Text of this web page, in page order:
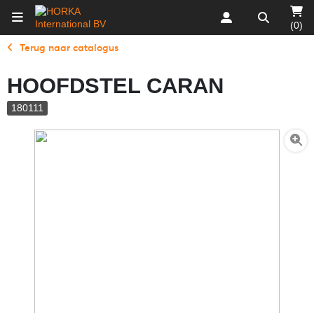
(0)
Terug naar catalogus
HOOFDSTEL CARAN
180111